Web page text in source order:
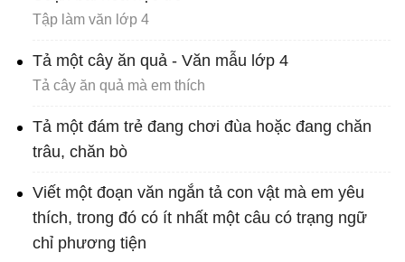
Tập làm văn lớp 4
Tả một cây ăn quả - Văn mẫu lớp 4
Tả cây ăn quả mà em thích
Tả một đám trẻ đang chơi đùa hoặc đang chăn
trâu, chăn bò
Viết một đoạn văn ngắn tả con vật mà em yêu
thích, trong đó có ít nhất một câu có trạng ngữ
chỉ phương tiện